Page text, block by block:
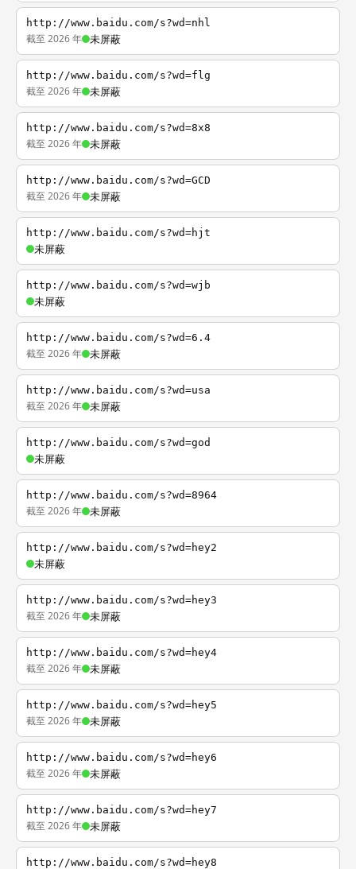
http://www.baidu.com/s?wd=nhl
截至 2026 年 未屏蔽
http://www.baidu.com/s?wd=flg
截至 2026 年 未屏蔽
http://www.baidu.com/s?wd=8x8
截至 2026 年 未屏蔽
http://www.baidu.com/s?wd=GCD
截至 2026 年 未屏蔽
http://www.baidu.com/s?wd=hjt
未屏蔽
http://www.baidu.com/s?wd=wjb
未屏蔽
http://www.baidu.com/s?wd=6.4
截至 2026 年 未屏蔽
http://www.baidu.com/s?wd=usa
截至 2026 年 未屏蔽
http://www.baidu.com/s?wd=god
未屏蔽
http://www.baidu.com/s?wd=8964
截至 2026 年 未屏蔽
http://www.baidu.com/s?wd=hey2
未屏蔽
http://www.baidu.com/s?wd=hey3
截至 2026 年 未屏蔽
http://www.baidu.com/s?wd=hey4
截至 2026 年 未屏蔽
http://www.baidu.com/s?wd=hey5
截至 2026 年 未屏蔽
http://www.baidu.com/s?wd=hey6
截至 2026 年 未屏蔽
http://www.baidu.com/s?wd=hey7
截至 2026 年 未屏蔽
http://www.baidu.com/s?wd=hey8